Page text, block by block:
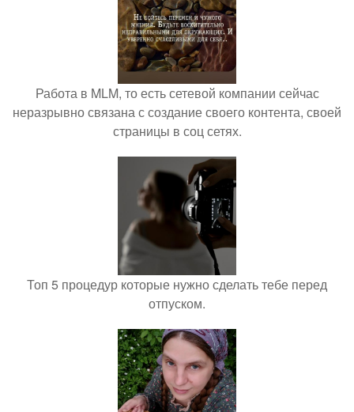
Работа в MLM, то есть сетевой компании сейчас
неразрывно связана с создание своего контента, своей
страницы в соц сетях.
Топ 5 процедур которые нужно сделать тебе перед
отпуском.